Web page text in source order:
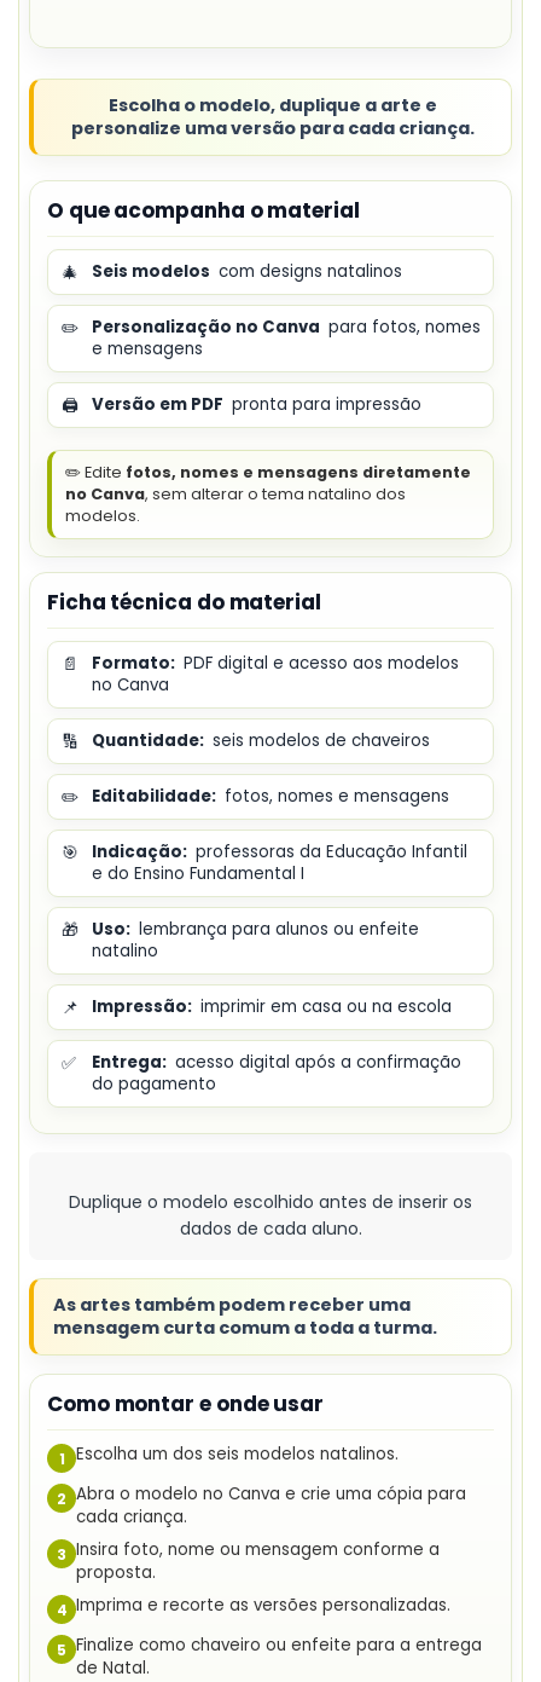
Escolha o modelo, duplique a arte e
personalize uma versão para cada criança.
O que acompanha o material
🎄 Seis modelos com designs natalinos
✏️ Personalização no Canva para fotos, nomes
e mensagens
🖨️ Versão em PDF pronta para impressão
✏️ Edite fotos, nomes e mensagens diretamente
no Canva, sem alterar o tema natalino dos
modelos.
Ficha técnica do material
📄 Formato: PDF digital e acesso aos modelos
no Canva
🔢 Quantidade: seis modelos de chaveiros
✏️ Editabilidade: fotos, nomes e mensagens
🎯 Indicação: professoras da Educação Infantil
e do Ensino Fundamental I
🎁 Uso: lembrança para alunos ou enfeite
natalino
📌 Impressão: imprimir em casa ou na escola
✅ Entrega: acesso digital após a confirmação
do pagamento
Duplique o modelo escolhido antes de inserir os
dados de cada aluno.
As artes também podem receber uma
mensagem curta comum a toda a turma.
Como montar e onde usar
1 Escolha um dos seis modelos natalinos.
2 Abra o modelo no Canva e crie uma cópia para
cada criança.
3 Insira foto, nome ou mensagem conforme a
proposta.
4 Imprima e recorte as versões personalizadas.
5 Finalize como chaveiro ou enfeite para a entrega
de Natal.